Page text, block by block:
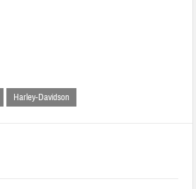
Harley-Davidson